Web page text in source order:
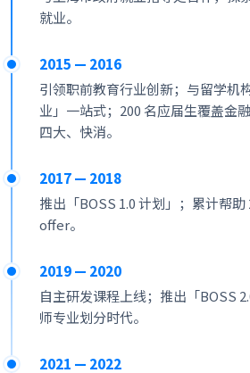
就业。
2015 — 2016
引领职前教育行业创新；与留学机
业」一站式；200 名应届生覆盖金
四大、快消。
2017 — 2018
推出「BOSS 1.0 计划」；累计帮
offer。
2019 — 2020
自主研发课程上线；推出「BOSS
师专业划分时代。
2021 — 2022